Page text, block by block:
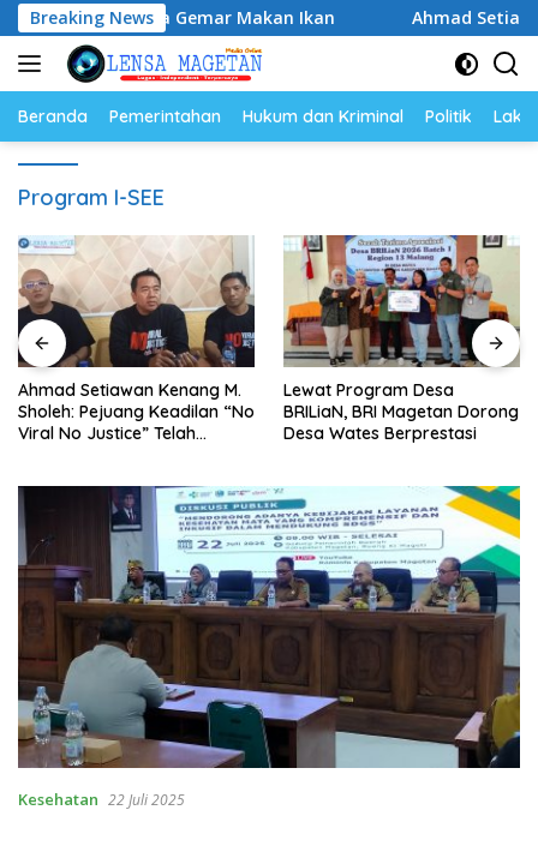
Langsung
ke
konten
Breaking News
Budaya Gemar Makan Ikan Ahmad Setiawan
Beranda Pemerintahan Hukum dan Kriminal Politik
Program I-SEE
Ahmad Setiawan Kenang M.
Sholeh: Pejuang Keadilan “No
Viral No Justice” Telah
Lewat Program Desa
BRILiaN, BRI Magetan Dorong
Desa Wates Berprestasi
Kesehatan 22 Juli 2025